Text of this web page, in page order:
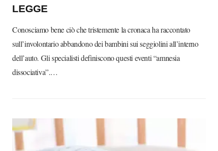
LEGGE
Conosciamo bene ciò che tristemente la cronaca ha raccontato
sull’involontario abbandono dei bambini sui seggiolini all’interno
dell’auto. Gli specialisti definiscono questi eventi “amnesia
dissociativa”.…